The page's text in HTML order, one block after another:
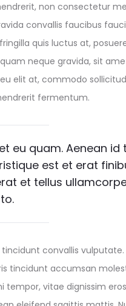
non consectetur
convallis faucibus
quis luctus at,
neque gravida, sit
elit at, commodo
fermentum.
eu quam. Aenean id
est et erat
et tellus
convallis
tincidunt accumsan
vitae dignissim